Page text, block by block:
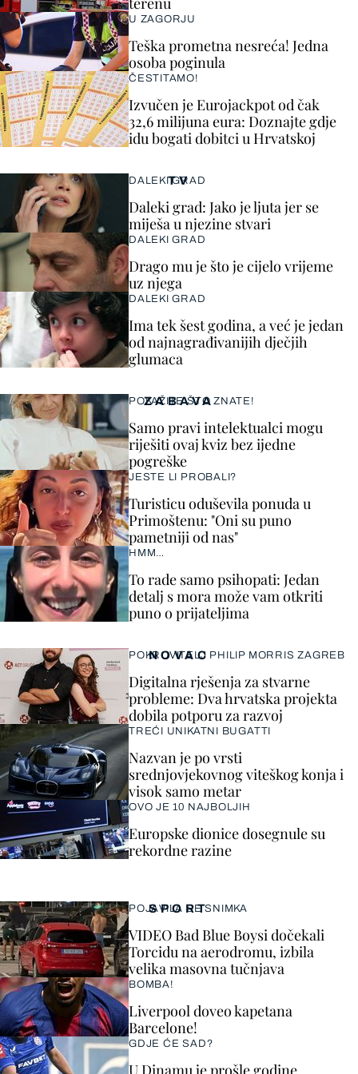
U ZAGORJU
Teška prometna nesreća! Jedna
osoba poginula
ČESTITAMO!
Izvučen je Eurojackpot od čak
32,6 milijuna eura: Doznajte gdje
idu bogati dobitci u Hrvatskoj
ZABAVA
POKAŽITE ŠTO ZNATE!
Samo pravi intelektualci mogu
riješiti ovaj kviz bez ijedne
pogreške
JESTE LI PROBALI?
Turisticu oduševila ponuda u
Primoštenu: "Oni su puno
pametniji od nas"
HMM…
To rade samo psihopati: Jedan
detalj s mora može vam otkriti
puno o prijateljima
SPORT
POJAVILA SE SNIMKA
VIDEO Bad Blue Boysi dočekali
Torcidu na aerodromu, izbila
velika masovna tučnjava
BOMBA!
Liverpool doveo kapetana
Barcelone!
GDJE ĆE SAD?
U Dinamu je prošle godine
TV
DALEKI GRAD
Daleki grad: Jako je ljuta jer se
miješa u njezine stvari
DALEKI GRAD
Drago mu je što je cijelo vrijeme
uz njega
DALEKI GRAD
Ima tek šest godina, a već je jedan
od najnagrađivanijih dječjih
glumaca
NOVAC
POKROVITELJ PHILIP MORRIS ZAGREB
Digitalna rješenja za stvarne
probleme: Dva hrvatska projekta
dobila potporu za razvoj
TREĆI UNIKATNI BUGATTI
Nazvan je po vrsti
srednjovjekovnog viteškog konja i
visok samo metar
OVO JE 10 NAJBOLJIH
Europske dionice dosegnule su
rekordne razine